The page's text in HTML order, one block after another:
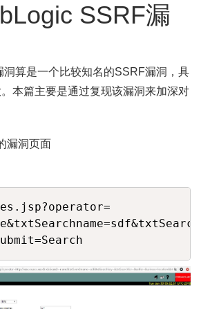
SSRF漏
算是一个比较知名的SSRF漏洞，具
本篇主要是通过复现该漏洞来加深对
漏洞页面